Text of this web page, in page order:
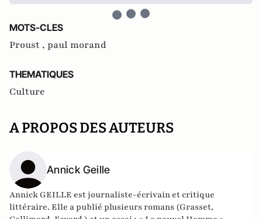
MOTS-CLES
Proust , paul morand
THEMATIQUES
Culture
A PROPOS DES AUTEURS
Annick Geille
Annick GEILLE est journaliste-écrivain et critique
littéraire. Elle a publié plusieurs romans (Grasset,